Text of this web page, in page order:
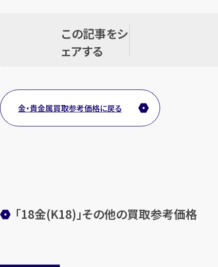
この記事をシ
ェアする
金・貴金属買取参考価格に戻る
「18金(K18)」その他の買取参考価格